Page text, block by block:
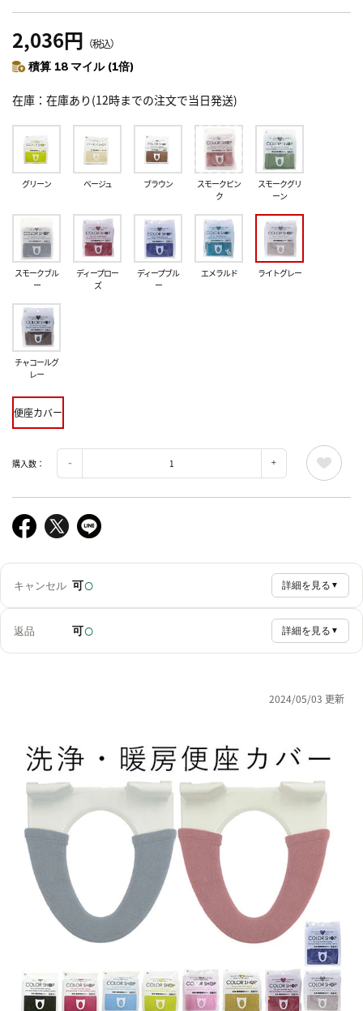
2,036円 （税込）
積算 18 マイル (1倍)
在庫 在庫あり(12時までの注文で当日発送)
グリーン ベージュ ブラウン
スモークピン
ク
スモークグリ
ーン
スモークブル
ー
ディープロー
ズ
ディープブル
ー
エメラルド ライトグレー
チャコールグ
レー
便座カバー
購入数：
キャンセル 可○ 詳細を見る ▼
返品 可○ 詳細を見る ▼
2024/05/03 更新